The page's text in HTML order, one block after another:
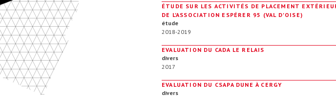
ÉTUDE SUR LES ACTIVITÉS DE PLACEMENT
DE L'ASSOCIATION ESPÉRER 95 (VAL D'OISE)
étude
2018-2019
EVALUATION DU CADA LE RELAIS
divers
2017
EVALUATION DU CSAPA DUNE À CERGY
divers